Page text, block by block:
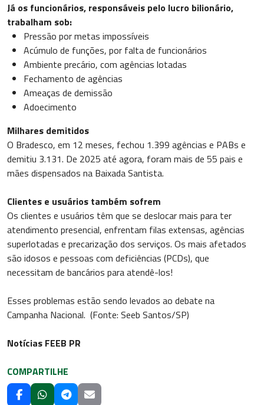
Já os funcionários, responsáveis pelo lucro bilionário,
trabalham sob:
Pressão por metas impossíveis
Acúmulo de funções, por falta de funcionários
Ambiente precário, com agências lotadas
Fechamento de agências
Ameaças de demissão
Adoecimento
Milhares demitidos
O Bradesco, em 12 meses, fechou 1.399 agências e PABs e
demitiu 3.131. De 2025 até agora, foram mais de 55 pais e
mães dispensados na Baixada Santista.
Clientes e usuários também sofrem
Os clientes e usuários têm que se deslocar mais para ter
atendimento presencial, enfrentam filas extensas, agências
superlotadas e precarização dos serviços. Os mais afetados
são idosos e pessoas com deficiências (PCDs), que
necessitam de bancários para atendê-los!
Esses problemas estão sendo levados ao debate na
Campanha Nacional. (Fonte: Seeb Santos/SP)
Notícias FEEB PR
COMPARTILHE